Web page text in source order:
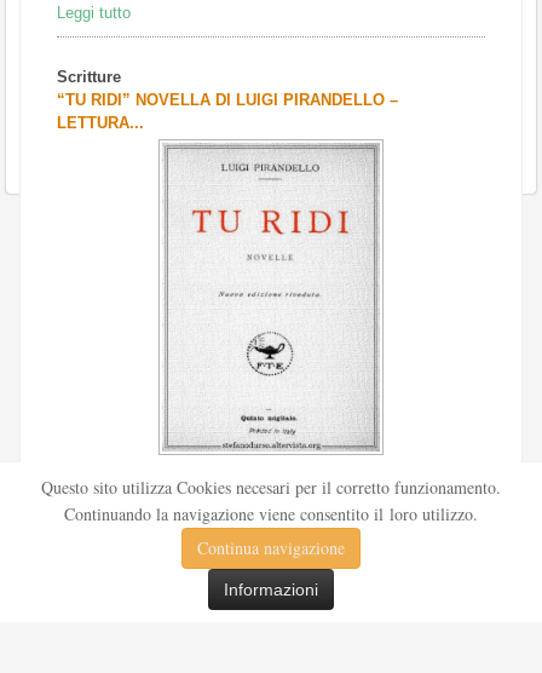
Leggi tutto
Scritture
“TU RIDI” NOVELLA DI LUIGI PIRANDELLO –
LETTURA...
Pubblicata nel 1912 sul «Corriere della sera», la novella Tu
ridi fu successivamente inserita nella ...
Questo sito utilizza Cookies necesari per il corretto funzionamento.
Continuando la navigazione viene consentito il loro utilizzo.
Continua navigazione
Informazioni